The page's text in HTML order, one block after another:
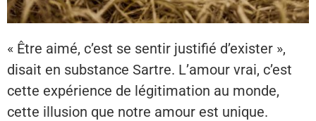
« Être aimé, c’est se sentir justifié d’exister »,
disait en substance Sartre. L’amour vrai, c’est
cette expérience de légitimation au monde,
cette illusion que notre amour est unique.